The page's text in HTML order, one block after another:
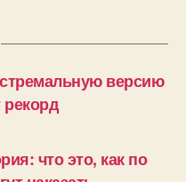
версию
рекорд
что это, как по